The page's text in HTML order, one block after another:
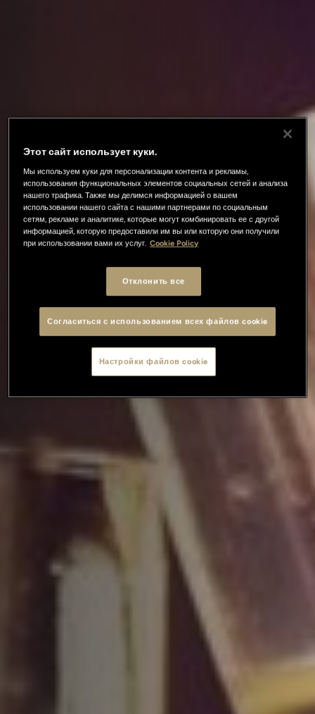
Этот сайт использует куки.
Мы используем куки для персонализации контента и рекламы,
использования функциональных элементов социальных сетей и анализа
нашего трафика. Также мы делимся информацией о вашем
использовании нашего сайта с нашими партнерами по социальным
сетям, рекламе и аналитике, которые могут комбинировать ее с другой
информацией, которую предоставили им вы или которую они получили
при использовании вами их услуг. Cookie Policy
Отклонить все
Согласиться с использованием всех файлов cookie
Настройки файлов cookie